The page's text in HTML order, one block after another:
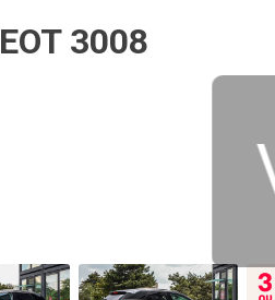
3008